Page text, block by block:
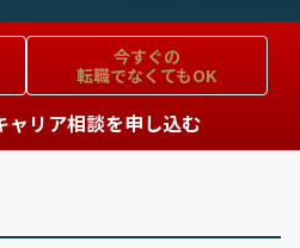
今すぐの
転職でなくてもOK
ャリア相談を申し込む